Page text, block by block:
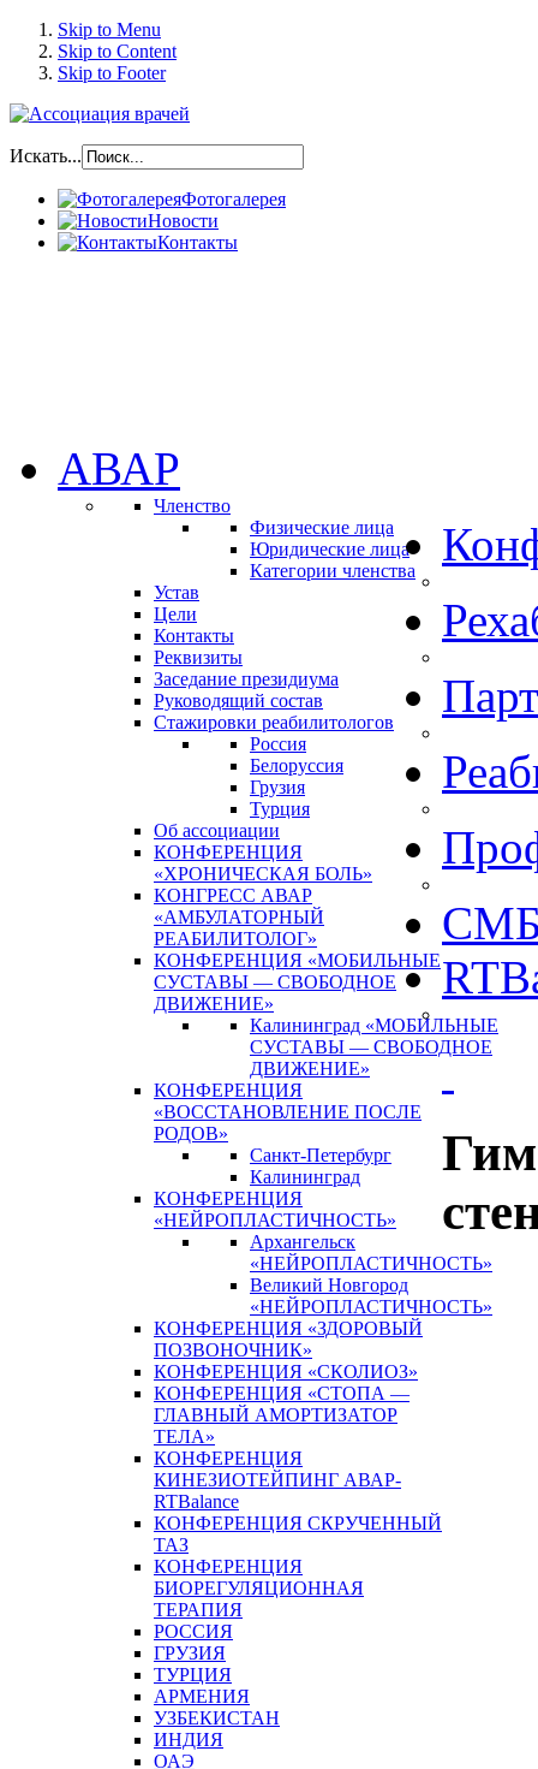
Skip to Menu
Skip to Content
Skip to Footer
Искать...
Фотогалерея
Новости
Контакты
АВАР
Членство
Физические лица
Юридические лица
Категории членства
Устав
Цели
Контакты
Реквизиты
Заседание президиума
Руководящий состав
Стажировки реабилитологов
Россия
Белоруссия
Грузия
Турция
Об ассоциации
КОНФЕРЕНЦИЯ
«ХРОНИЧЕСКАЯ БОЛЬ»
КОНГРЕСС АВАР
«АМБУЛАТОРНЫЙ
РЕАБИЛИТОЛОГ»
КОНФЕРЕНЦИЯ «МОБИЛЬНЫЕ
СУСТАВЫ — СВОБОДНОЕ
ДВИЖЕНИЕ»
Калининград «МОБИЛЬНЫЕ
СУСТАВЫ — СВОБОДНОЕ
ДВИЖЕНИЕ»
КОНФЕРЕНЦИЯ
«ВОССТАНОВЛЕНИЕ ПОСЛЕ
РОДОВ»
Санкт-Петербург
Калининград
КОНФЕРЕНЦИЯ
«НЕЙРОПЛАСТИЧНОСТЬ»
Архангельск
«НЕЙРОПЛАСТИЧНОСТЬ»
Великий Новгород
«НЕЙРОПЛАСТИЧНОСТЬ»
КОНФЕРЕНЦИЯ «ЗДОРОВЫЙ
ПОЗВОНОЧНИК»
КОНФЕРЕНЦИЯ «СКОЛИОЗ»
КОНФЕРЕНЦИЯ «СТОПА —
ГЛАВНЫЙ АМОРТИЗАТОР
ТЕЛА»
КОНФЕРЕНЦИЯ
КИНЕЗИОТЕЙПИНГ АВАР-
RTBalance
КОНФЕРЕНЦИЯ СКРУЧЕННЫЙ
ТАЗ
КОНФЕРЕНЦИЯ
БИОРЕГУЛЯЦИОННАЯ
ТЕРАПИЯ
РОССИЯ
ГРУЗИЯ
ТУРЦИЯ
АРМЕНИЯ
УЗБЕКИСТАН
ИНДИЯ
ОАЭ